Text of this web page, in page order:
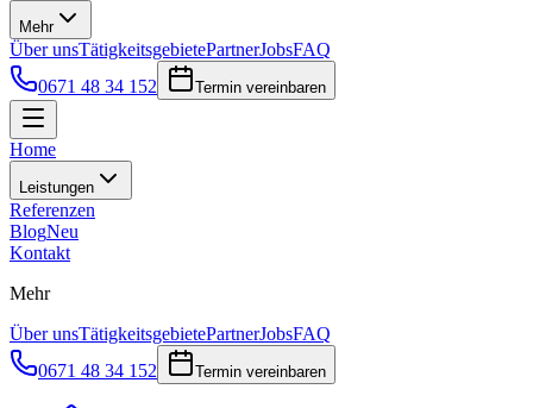
Mehr
Über unsTätigkeitsgebietePartnerJobsFAQ
0671 48 34 152
Termin vereinbaren
Home
Leistungen
Referenzen
BlogNeu
Kontakt
Mehr
Über unsTätigkeitsgebietePartnerJobsFAQ
0671 48 34 152
Termin vereinbaren